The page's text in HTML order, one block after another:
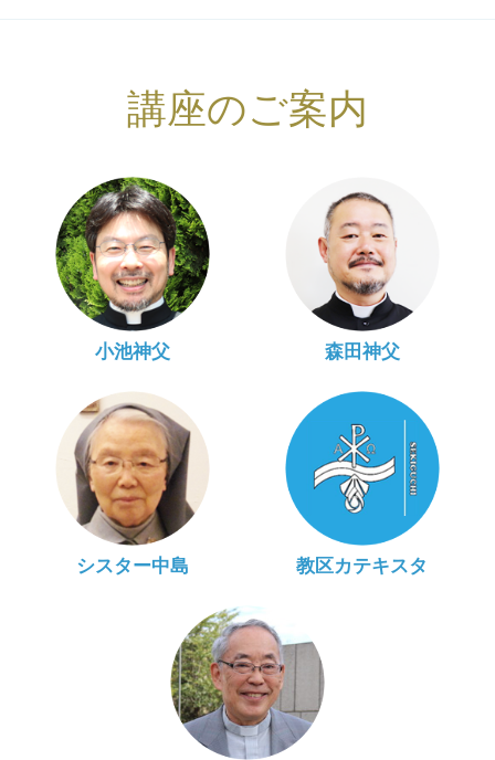
講座のご案内
小池神父 森田神父
シスター中島 教区カテキスタ